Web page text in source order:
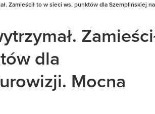
Zamieścił to w sieci ws. punktów dla Szemplińskiej
dla
Mocna